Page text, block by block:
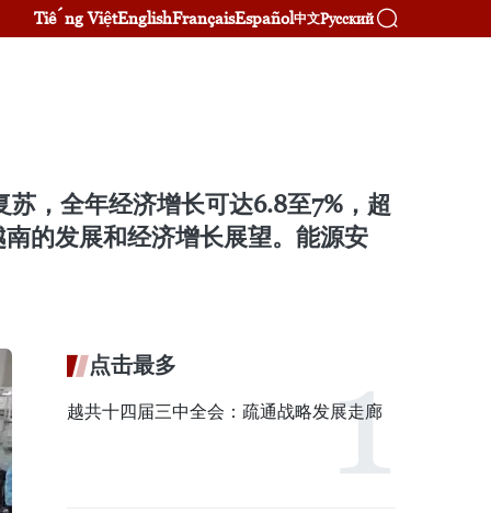
Tiếng ViệtEnglishFrançaisEspañol中文Русский
，全年经济增长可达6.8至7%，超
的发展和经济增长展望。能源安
点击最多
越共十四届三中全会：疏通战略发展走廊